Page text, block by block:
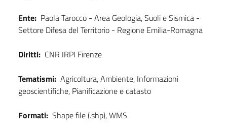
Ente: Paola Tarocco - Area Geologia, Suoli e Sismica -
Settore Difesa del Territorio - Regione Emilia-Romagna
Diritti: CNR IRPI Firenze
Tematismi: Agricoltura, Ambiente, Informazioni
geoscientifiche, Pianificazione e catasto
Formati: Shape file (.shp), WMS